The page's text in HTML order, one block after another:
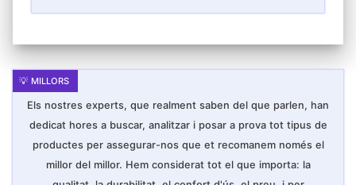
Els nostres experts, que realment saben del que parlen, han
dedicat hores a buscar, analitzar i posar a prova tot tipus de
productes per assegurar-nos que et recomanem només el
millor del millor. Hem considerat tot el que importa: la